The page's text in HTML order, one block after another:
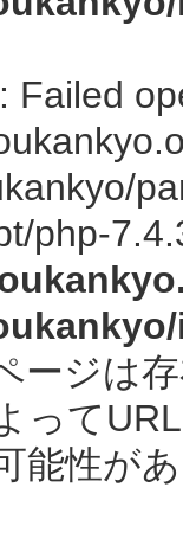
Failed
php-
ージは
って
能性が